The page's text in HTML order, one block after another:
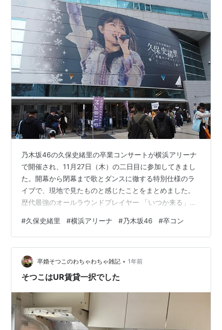
乃木坂46の久保史緒里の卒業コンサートが横浜アリーナ
で開催され、11月27日（木）の二日目に参加してきまし
た。開幕から閉幕まで歌とダンスに徹する特別仕様のラ
イブで、現地で見たものと感じたことをまとめました。
歴代最強のオールラウンドプレイヤー 「いつか来る」と
た 全てが特別仕様だった 厳格な入場時のチェック ロビ
ーの祝花と意外な行列 2階席の前の方が横アリで一番の
勝ち組 MC抜きの疾風怒濤のライブ 綺麗に乃木坂46から
去って行った このブログのイチオシ記事 是非こちらもご
覧ください 全国の御朱印を制覇したい！！ 全国のうどん
#久保史緒里 #横浜アリーナ #乃木坂46 #卒コン
卒婚そつこのわちゃわちゃ雑記 • 1年前
そつこはUR賃貸一択でした